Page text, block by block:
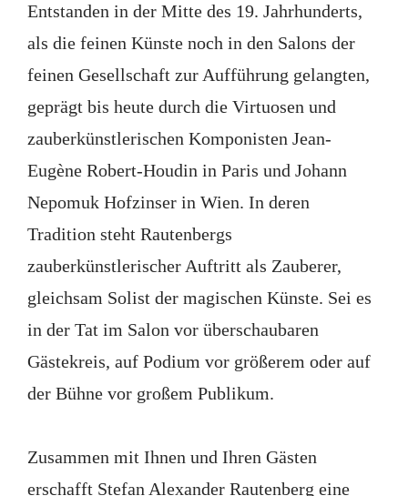
Entstanden in der Mitte des 19. Jahrhunderts,
als die feinen Künste noch in den Salons der
feinen Gesellschaft zur Aufführung gelangten,
geprägt bis heute durch die Virtuosen und
zauberkünstlerischen Komponisten Jean-
Eugène Robert-Houdin in Paris und Johann
Nepomuk Hofzinser in Wien. In deren
Tradition steht Rautenbergs
zauberkünstlerischer Auftritt als Zauberer,
gleichsam Solist der magischen Künste. Sei es
in der Tat im Salon vor überschaubaren
Gästekreis, auf Podium vor größerem oder auf
der Bühne vor großem Publikum.
Zusammen mit Ihnen und Ihren Gästen
erschafft Stefan Alexander Rautenberg eine